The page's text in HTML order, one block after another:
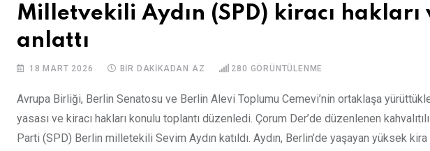
Milletvekili Aydın (SPD) kiracı hakları
anlattı
18 MART 2026 BIR DAKIKADAN AZ 280 GÖRÜNTÜLENME
Avrupa Birliği, Berlin Senatosu ve Berlin Alevi Toplumu Cemevi’nin ortaklaşa
yasası ve kiracı hakları konulu toplantı düzenledi. Çorum Der’de düzenlenen
Parti (SPD) Berlin milletekili Sevim Aydın katıldı. Aydın, Berlin’de yaşayan yüksek kira